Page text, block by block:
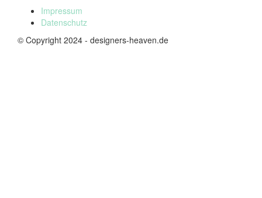
Impressum
Datenschutz
© Copyright 2024 - designers-heaven.de